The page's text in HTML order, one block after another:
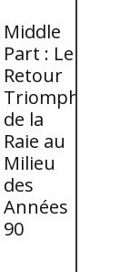
Middle
Part : Le
Retour
Triomphal
de la
Raie au
Milieu
des
Années
90